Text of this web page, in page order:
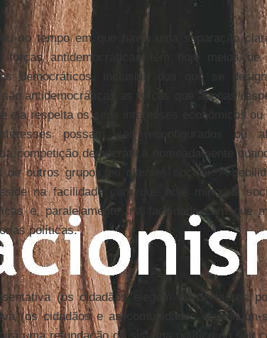
no tempo em que havia uma separação
forças antidemocráticas têm hoje meios de
democráticos, inclusive dos que se
são antidemocráticas as forças que apenas
ela respeita os seus interesses econômicos ou
possam ser reconfigurados ou
competição democrática nomeadamente
de outros grupos ou classes sociais. A
na facilidade com que hoje minorias
e, paralelamente, na facilidade com que
políticas.
(os cidadãos elegem os decisores
(os cidadãos e as comunidades organizam-